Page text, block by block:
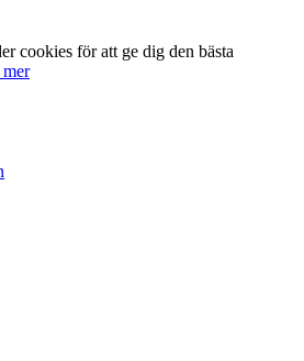
cookies för att ge dig den bästa